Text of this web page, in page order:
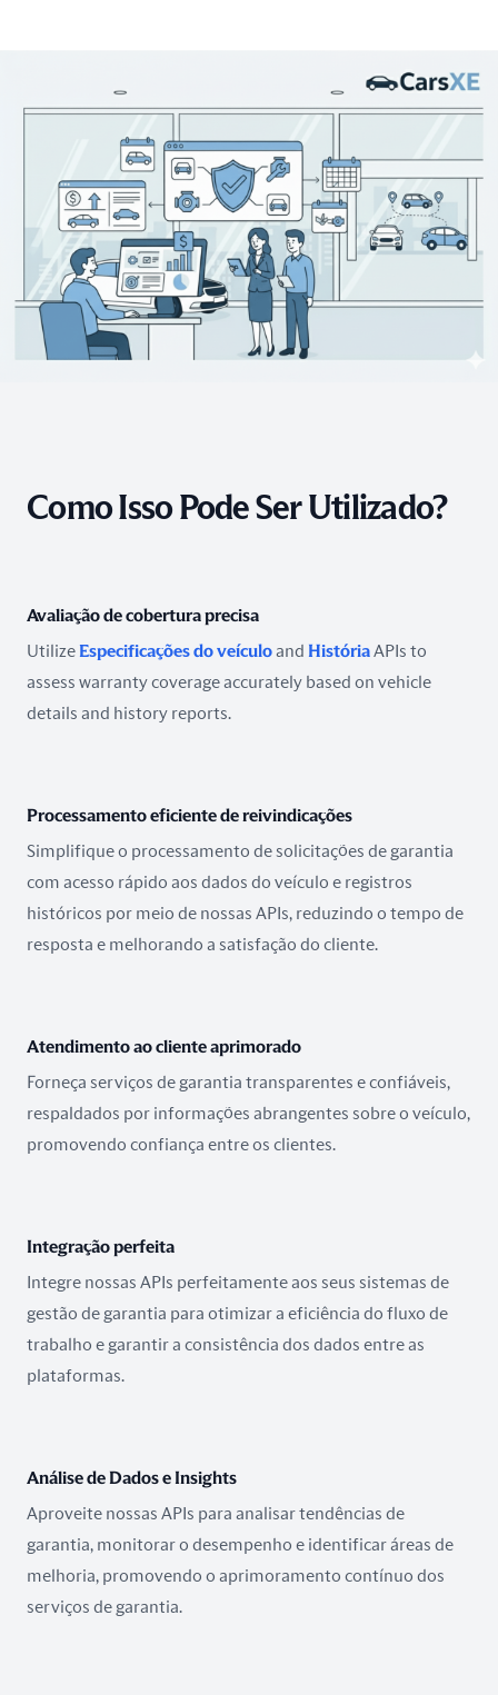
Como Isso Pode Ser Utilizado?
Avaliação de cobertura precisa
UtilizeEspecificações do veículoand HistóriaAPIs to
assess warranty coverage accurately based on vehicle
details and history reports.
Processamento eficiente de reivindicações
Simplifique o processamento de solicitações de garantia
com acesso rápido aos dados do veículo e registros
históricos por meio de nossas APIs, reduzindo o tempo de
resposta e melhorando a satisfação do cliente.
Atendimento ao cliente aprimorado
Forneça serviços de garantia transparentes e confiáveis,
respaldados por informações abrangentes sobre o veículo,
promovendo confiança entre os clientes.
Integração perfeita
Integre nossas APIs perfeitamente aos seus sistemas de
gestão de garantia para otimizar a eficiência do fluxo de
trabalho e garantir a consistência dos dados entre as
plataformas.
Análise de Dados e Insights
Aproveite nossas APIs para analisar tendências de
garantia, monitorar o desempenho e identificar áreas de
melhoria, promovendo o aprimoramento contínuo dos
serviços de garantia.